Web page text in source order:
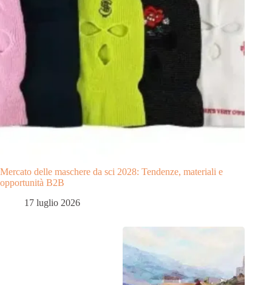
Mercato delle maschere da sci 2028: Tendenze, materiali e
opportunità B2B
17 luglio 2026